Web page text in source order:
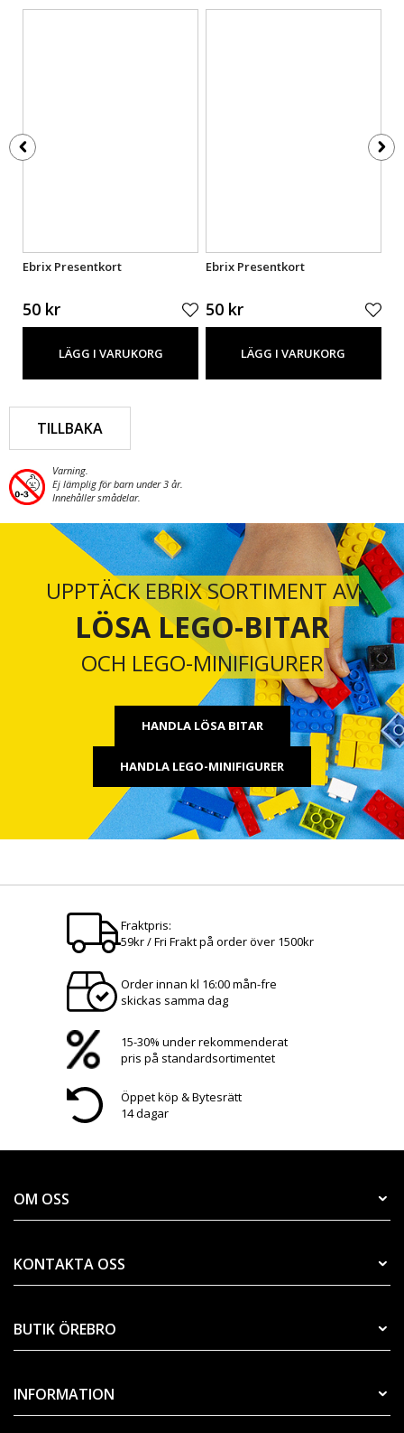
Ebrix Presentkort
50 kr
LÄGG I VARUKORG
Ebrix Presentkort
50 kr
LÄGG I VARUKORG
TILLBAKA
Varning.
Ej lämplig för barn under 3 år.
Innehåller smådelar.
UPPTÄCK EBRIX SORTIMENT AV
LÖSA LEGO-BITAR
OCH LEGO-MINIFIGURER
HANDLA LÖSA BITAR
HANDLA LEGO-MINIFIGURER
Fraktpris:
59kr / Fri Frakt på order över 1500kr
Order innan kl 16:00 mån-fre
skickas samma dag
15-30% under rekommenderat
pris på standardsortimentet
Öppet köp & Bytesrätt
14 dagar
OM OSS
KONTAKTA OSS
BUTIK ÖREBRO
INFORMATION